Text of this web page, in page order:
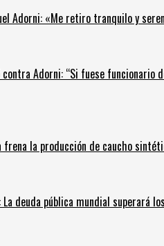
Adorni: «Me retiro tranquilo y
Adorni: “Si fuese funcionario
frena la producción de caucho
deuda pública mundial superará